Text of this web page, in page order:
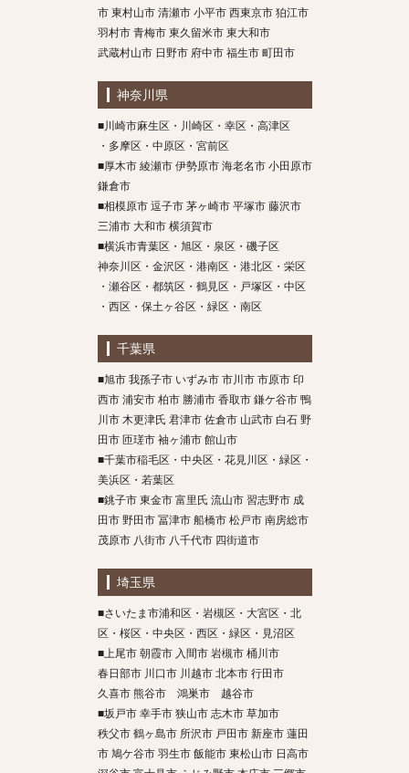
市 東村山市 清瀬市 小平市 西東京市 狛江市
羽村市 青梅市 東久留米市 東大和市
武蔵村山市 日野市 府中市 福生市 町田市
神奈川県
■川崎市麻生区・川崎区・幸区・高津区
・多摩区・中原区・宮前区
■厚木市 綾瀬市 伊勢原市 海老名市 小田原市
鎌倉市
■相模原市 逗子市 茅ヶ崎市 平塚市 藤沢市
三浦市 大和市 横須賀市
■横浜市青葉区・旭区・泉区・磯子区
神奈川区・金沢区・港南区・港北区・栄区
・瀬谷区・都筑区・鶴見区・戸塚区・中区
・西区・保土ヶ谷区・緑区・南区
千葉県
■旭市 我孫子市 いずみ市 市川市 市原市 印
西市 浦安市 柏市 勝浦市 香取市 鎌ケ谷市 鴨
川市 木更津氏 君津市 佐倉市 山武市 白石 野
田市 匝瑳市 袖ヶ浦市 館山市
■千葉市稲毛区・中央区・花見川区・緑区・
美浜区・若葉区
■銚子市 東金市 富里氏 流山市 習志野市 成
田市 野田市 冨津市 船橋市 松戸市 南房総市
茂原市 八街市 八千代市 四街道市
埼玉県
■さいたま市浦和区・岩槻区・大宮区・北
区・桜区・中央区・西区・緑区・見沼区
■上尾市 朝霞市 入間市 岩槻市 桶川市
春日部市 川口市 川越市 北本市 行田市
久喜市 熊谷市 鴻巣市 越谷市
■坂戸市 幸手市 狭山市 志木市 草加市
秩父市 鶴ヶ島市 所沢市 戸田市 新座市 蓮田
市 鳩ケ谷市 羽生市 飯能市 東松山市 日高市